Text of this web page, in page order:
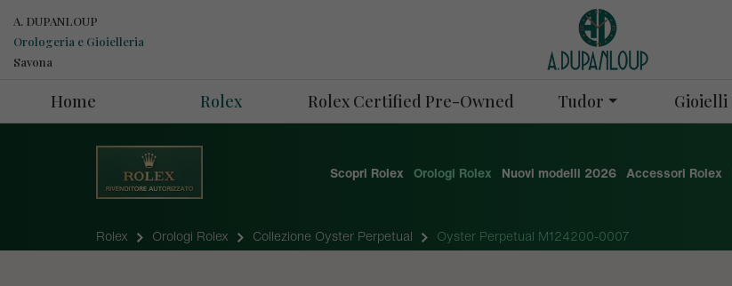
A. DUPANLOUP
Orologeria e Gioielleria
Savona
Home Rolex Rolex Certified Pre-Owned Tudor Gioielli
Scopri Rolex Orologi Rolex Nuovi modelli 2026 Accessori Rolex
Rolex Orologi Rolex Collezione Oyster Perpetual Oyster Perpetual M124200-0007